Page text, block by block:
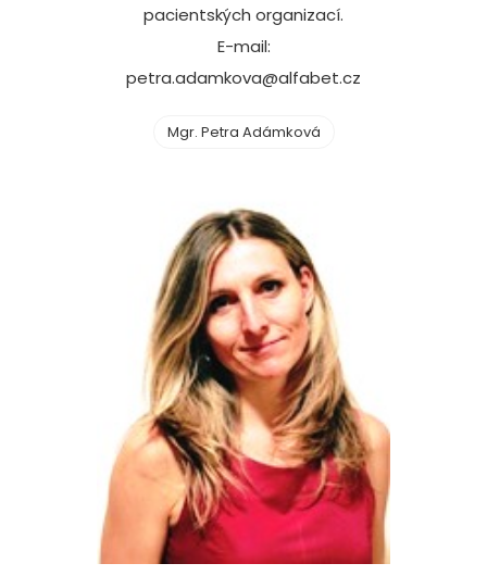
pacientských organizací.
E-mail:
petra.adamkova@alfabet.cz
Mgr. Petra Adámková